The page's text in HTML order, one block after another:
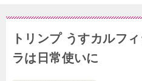
トリンプ うすカルフ
ラは日常使いに